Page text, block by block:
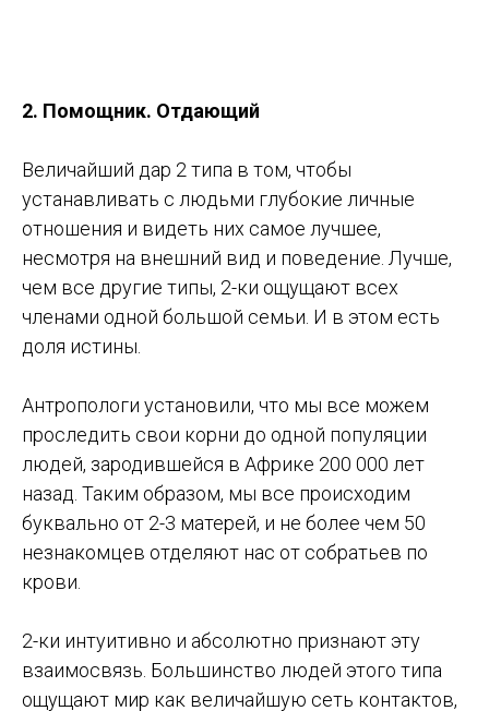
2. Помощник. Отдающий
Величайший дар 2 типа в том, чтобы
устанавливать с людьми глубокие личные
отношения и видеть них самое лучшее,
несмотря на внешний вид и поведение. Лучше,
чем все другие типы, 2-ки ощущают всех
членами одной большой семьи. И в этом есть
доля истины.
Антропологи установили, что мы все можем
проследить свои корни до одной популяции
людей, зародившейся в Африке 200 000 лет
назад. Таким образом, мы все происходим
буквально от 2-3 матерей, и не более чем 50
незнакомцев отделяют нас от собратьев по
крови.
2-ки интуитивно и абсолютно признают эту
взаимосвязь. Большинство людей этого типа
ощущают мир как величайшую сеть контактов,